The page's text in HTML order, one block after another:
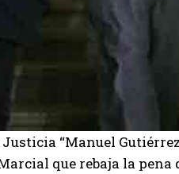
“Manuel Gutiérrez
que rebaja la pena